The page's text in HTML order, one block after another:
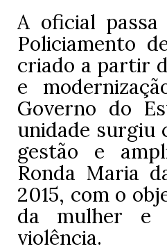
A oficial
Policiamento
criado a partir
e
Governo do
unidade surgiu
gestão e
Ronda Maria
2015, com o
da mulher e
violência.